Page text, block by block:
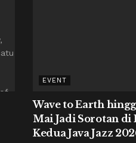
EVENT
Wave to Earth
Mai Jadi Sorotan di
Kedua Java Jazz